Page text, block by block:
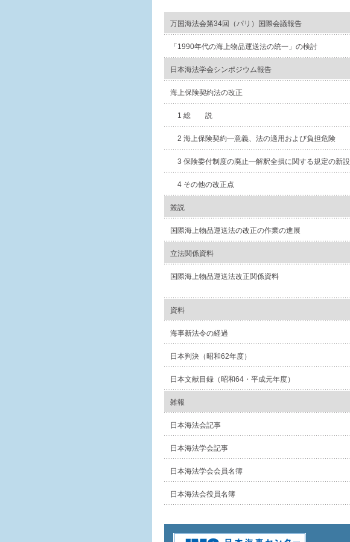
万国海法会第34回（パリ）国際会議報告
「1990年代の海上物品運送法の統一」の検討
日本海法学会シンポジウム報告
海上保険契約法の改正
1 総 説
2 海上保険契約―意義、法の適用および負担危険
3 保険委付制度の廃止―解釈全損に関する規定の新設
4 その他の改正点
叢説
国際海上物品運送法の改正の作業の進展
立法関係資料
国際海上物品運送法改正関係資料
資料
海事新法令の経過
日本判決（昭和62年度）
日本文献目録（昭和64・平成元年度）
雑報
日本海法会記事
日本海法学会記事
日本海法学会会員名簿
日本海法会役員名簿